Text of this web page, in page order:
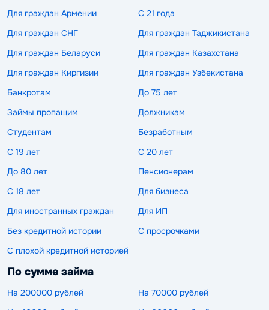
Для граждан Армении
С 21 года
Для граждан СНГ
Для граждан Таджикистана
Для граждан Беларуси
Для граждан Казахстана
Для граждан Киргизии
Для граждан Узбекистана
Банкротам
До 75 лет
Займы пропащим
Должникам
Студентам
Безработным
С 19 лет
С 20 лет
До 80 лет
Пенсионерам
С 18 лет
Для бизнеса
Для иностранных граждан
Для ИП
Без кредитной истории
С просрочками
С плохой кредитной историей
По сумме займа
На 200000 рублей
На 70000 рублей